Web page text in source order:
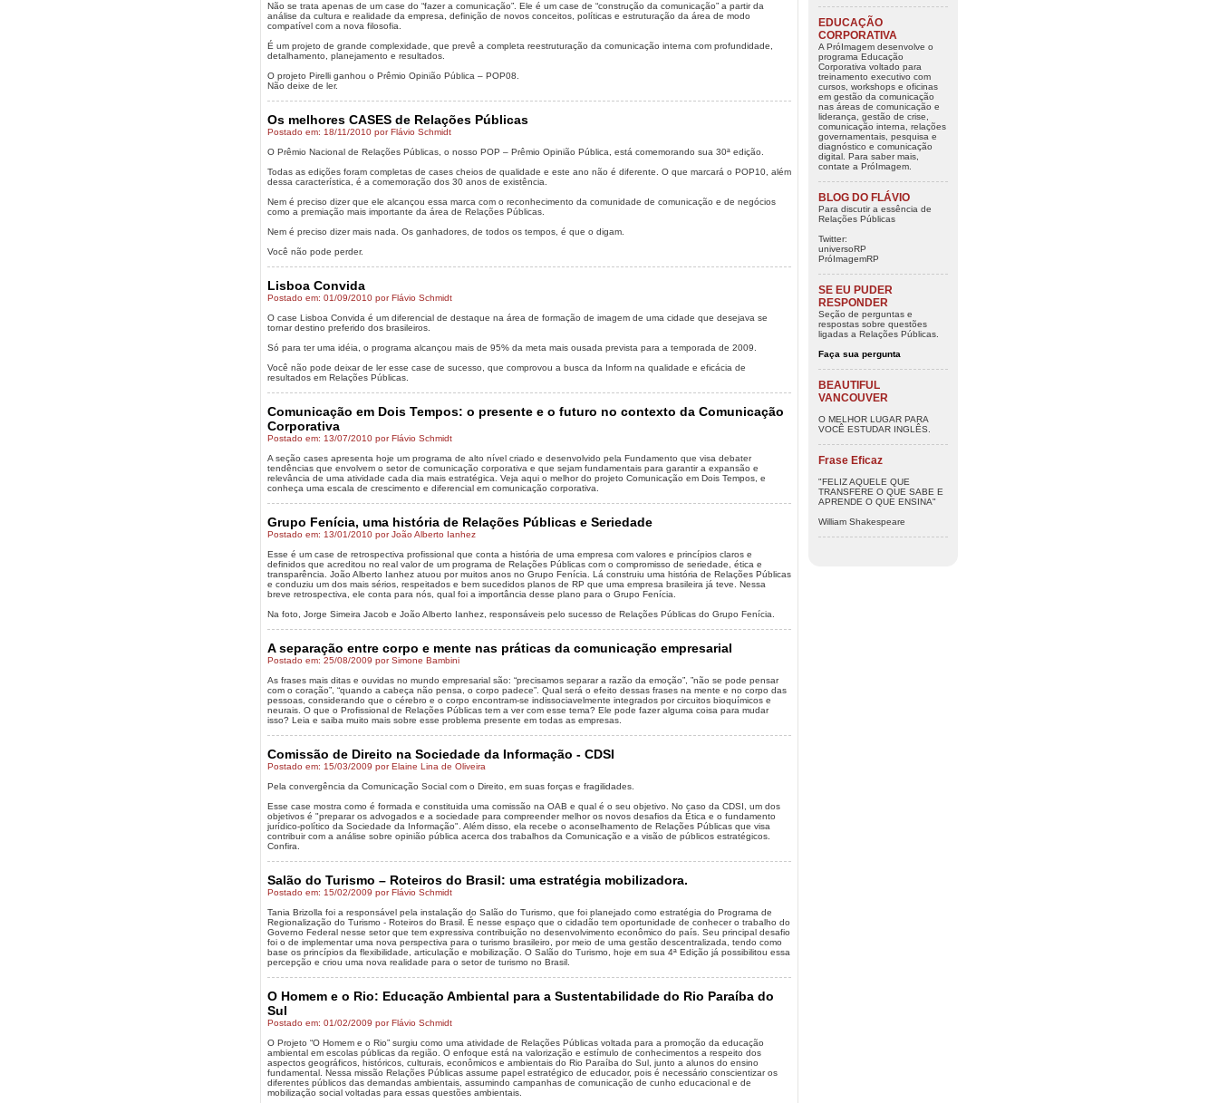
Não se trata apenas de um case do “fazer a comunicação”. Ele é um case de “construção da comunicação” a partir da
análise da cultura e realidade da empresa, definição de novos conceitos, políticas e estruturação da área de modo
compatível com a nova filosofia.
É um projeto de grande complexidade, que prevê a completa reestruturação da comunicação interna com profundidade,
detalhamento, planejamento e resultados.
O projeto Pirelli ganhou o Prêmio Opinião Pública – POP08.
Não deixe de ler.
Os melhores CASES de Relações Públicas
Postado em: 18/11/2010 por Flávio Schmidt
O Prêmio Nacional de Relações Públicas, o nosso POP – Prêmio Opinião Pública, está comemorando sua 30ª edição.
Todas as edições foram completas de cases cheios de qualidade e este ano não é diferente. O que marcará o POP10, além
dessa característica, é a comemoração dos 30 anos de existência.
Nem é preciso dizer que ele alcançou essa marca com o reconhecimento da comunidade de comunicação e de negócios
como a premiação mais importante da área de Relações Públicas.
Nem é preciso dizer mais nada. Os ganhadores, de todos os tempos, é que o digam.
Você não pode perder.
Lisboa Convida
Postado em: 01/09/2010 por Flávio Schmidt
O case Lisboa Convida é um diferencial de destaque na área de formação de imagem de uma cidade que desejava se
tornar destino preferido dos brasileiros.
Só para ter uma idéia, o programa alcançou mais de 95% da meta mais ousada prevista para a temporada de 2009.
Você não pode deixar de ler esse case de sucesso, que comprovou a busca da Inform na qualidade e eficácia de
resultados em Relações Públicas.
Comunicação em Dois Tempos: o presente e o futuro no contexto da Comunicação
Corporativa
Postado em: 13/07/2010 por Flávio Schmidt
A seção cases apresenta hoje um programa de alto nível criado e desenvolvido pela Fundamento que visa debater
tendências que envolvem o setor de comunicação corporativa e que sejam fundamentais para garantir a expansão e
relevância de uma atividade cada dia mais estratégica. Veja aqui o melhor do projeto Comunicação em Dois Tempos, e
conheça uma escala de crescimento e diferencial em comunicação corporativa.
Grupo Fenícia, uma história de Relações Públicas e Seriedade
Postado em: 13/01/2010 por João Alberto Ianhez
Esse é um case de retrospectiva profissional que conta a história de uma empresa com valores e princípios claros e
definidos que acreditou no real valor de um programa de Relações Públicas com o compromisso de seriedade, ética e
transparência. João Alberto Ianhez atuou por muitos anos no Grupo Fenícia. Lá construiu uma história de Relações Públicas
e conduziu um dos mais sérios, respeitados e bem sucedidos planos de RP que uma empresa brasileira já teve. Nessa
breve retrospectiva, ele conta para nós, qual foi a importância desse plano para o Grupo Fenícia.
Na foto, Jorge Simeira Jacob e João Alberto Ianhez, responsáveis pelo sucesso de Relações Públicas do Grupo Fenícia.
A separação entre corpo e mente nas práticas da comunicação empresarial
Postado em: 25/08/2009 por Simone Bambini
As frases mais ditas e ouvidas no mundo empresarial são: “precisamos separar a razão da emoção”, ”não se pode pensar
com o coração”, “quando a cabeça não pensa, o corpo padece”. Qual será o efeito dessas frases na mente e no corpo das
pessoas, considerando que o cérebro e o corpo encontram-se indissociavelmente integrados por circuitos bioquímicos e
neurais. O que o Profissional de Relações Públicas tem a ver com esse tema? Ele pode fazer alguma coisa para mudar
isso? Leia e saiba muito mais sobre esse problema presente em todas as empresas.
Comissão de Direito na Sociedade da Informação - CDSI
Postado em: 15/03/2009 por Elaine Lina de Oliveira
Pela convergência da Comunicação Social com o Direito, em suas forças e fragilidades.
Esse case mostra como é formada e constituida uma comissão na OAB e qual é o seu objetivo. No caso da CDSI, um dos
objetivos é "preparar os advogados e a sociedade para compreender melhor os novos desafios da Ética e o fundamento
jurídico-político da Sociedade da Informação". Além disso, ela recebe o aconselhamento de Relações Públicas que visa
contribuir com a análise sobre opinião pública acerca dos trabalhos da Comunicação e a visão de públicos estratégicos.
Confira.
Salão do Turismo – Roteiros do Brasil: uma estratégia mobilizadora.
Postado em: 15/02/2009 por Flávio Schmidt
Tania Brizolla foi a responsável pela instalação do Salão do Turismo, que foi planejado como estratégia do Programa de
Regionalização do Turismo - Roteiros do Brasil. É nesse espaço que o cidadão tem oportunidade de conhecer o trabalho do
Governo Federal nesse setor que tem expressiva contribuição no desenvolvimento econômico do país. Seu principal desafio
foi o de implementar uma nova perspectiva para o turismo brasileiro, por meio de uma gestão descentralizada, tendo como
base os princípios da flexibilidade, articulação e mobilização. O Salão do Turismo, hoje em sua 4ª Edição já possibilitou essa
percepção e criou uma nova realidade para o setor de turismo no Brasil.
O Homem e o Rio: Educação Ambiental para a Sustentabilidade do Rio Paraíba do
Sul
Postado em: 01/02/2009 por Flávio Schmidt
O Projeto “O Homem e o Rio” surgiu como uma atividade de Relações Públicas voltada para a promoção da educação
ambiental em escolas públicas da região. O enfoque está na valorização e estímulo de conhecimentos a respeito dos
aspectos geográficos, históricos, culturais, econômicos e ambientais do Rio Paraíba do Sul, junto a alunos do ensino
fundamental. Nessa missão Relações Públicas assume papel estratégico de educador, pois é necessário conscientizar os
diferentes públicos das demandas ambientais, assumindo campanhas de comunicação de cunho educacional e de
mobilização social voltadas para essas questões ambientais.
EDUCAÇÃO
CORPORATIVA
A PróImagem desenvolve o
programa Educação
Corporativa voltado para
treinamento executivo com
cursos, workshops e oficinas
em gestão da comunicação
nas áreas de comunicação e
liderança, gestão de crise,
comunicação interna, relações
governamentais, pesquisa e
diagnóstico e comunicação
digital. Para saber mais,
contate a PróImagem.
BLOG DO FLÁVIO
Para discutir a essência de
Relações Públicas
Twitter:
universoRP
PróImagemRP
SE EU PUDER
RESPONDER
Seção de perguntas e
respostas sobre questões
ligadas a Relações Públicas.
Faça sua pergunta
BEAUTIFUL
VANCOUVER
O MELHOR LUGAR PARA
VOCÊ ESTUDAR INGLÊS.
Frase Eficaz
"FELIZ AQUELE QUE
TRANSFERE O QUE SABE E
APRENDE O QUE ENSINA"
William Shakespeare